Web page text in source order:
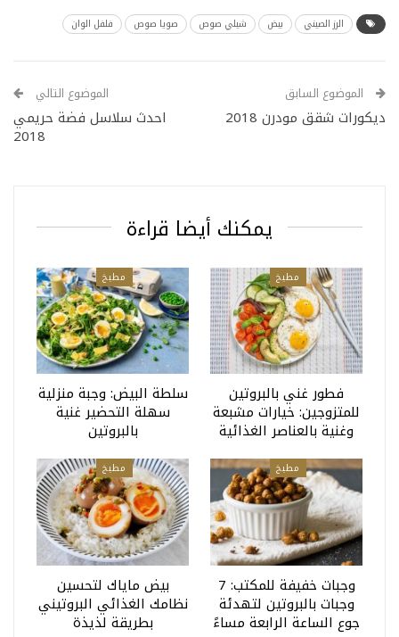
الرز الصيني بيض شيلي صوص صويا صوص فلفل الوان
الموضوع السابق
ديكورات شقق مودرن 2018
الموضوع التالي
احدث سلاسل فضة حريمي
2018
يمكنك أيضا قراءة
مطبخ
فطور غني بالبروتين
للمتزوجين: خيارات مشبعة
وغنية بالعناصر الغذائية
مطبخ
سلطة البيض: وجبة منزلية
سهلة التحضير غنية
بالبروتين
مطبخ
وجبات خفيفة للمكتب: 7
وجبات بالبروتين لتهدئة
جوع الساعة الرابعة مساءً
مطبخ
بيض ماياك لتحسين
نظامك الغذائي البروتيني
بطريقة لذيذة